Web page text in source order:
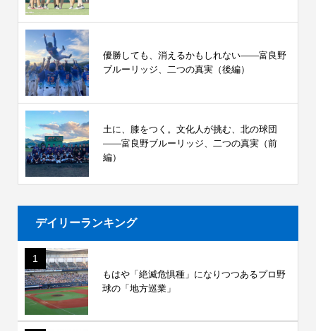
優勝しても、消えるかもしれない――富良野
ブルーリッジ、二つの真実（後編）
土に、膝をつく。文化人が挑む、北の球団
――富良野ブルーリッジ、二つの真実（前
編）
デイリーランキング
1
もはや「絶滅危惧種」になりつつあるプロ野
球の「地方巡業」